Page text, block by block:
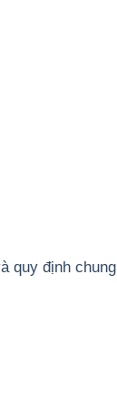
quy định chung